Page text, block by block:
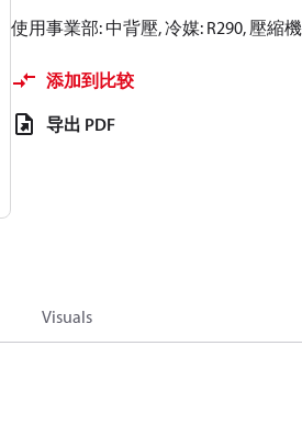
使用事業部: 中背壓, 冷媒: R290, 壓縮
添加到比较
导出 PDF
Visuals